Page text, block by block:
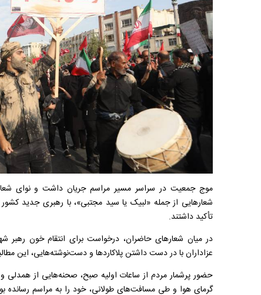
موج جمعیت در سراسر مسیر مراسم جریان داشت و نوای
شعارهایی از جمله «لبیک یا سید مجتبی»، با رهبری جدید
تأکید داشتند.
در میان شعارهای حاضران، درخواست برای انتقام خون رهبر
عزاداران با در دست داشتن پلاکاردها و دست‌نوشته‌هایی، این
حضور پرشمار مردم از ساعات اولیه صبح، صحنه‌هایی از همدلی
گرمای هوا و طی مسافت‌های طولانی، خود را به مراسم رسانده